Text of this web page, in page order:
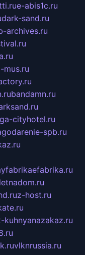
e-abis1c.ru
dark-sand.ru
archives.ru
mus.ru
bandamn.ru
cityhotel.ru
spb.ru
z-host.ru
kuhnyanazakaz.ru
vlknrussia.ru